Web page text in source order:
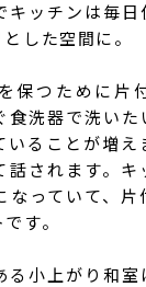
キッチンは毎
した空間に。
保つために片
食洗器で洗い
いることが増
話されます。キ
なっていて、片
す。
る小上がり和室